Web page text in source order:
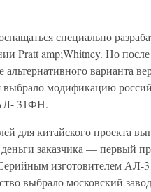
специально
Pratt amp;Whitney. Но
варианта
выбрало модификацию
31ФН.
для китайского
заказчика — первый
изготовителем АЛ-
выбрало московский